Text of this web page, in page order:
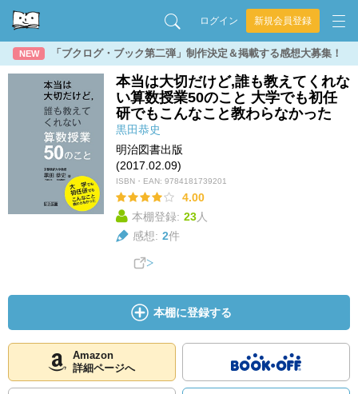
ログイン 新規会員登録
NEW 「ブクログ・ブック第二弾」制作決定＆掲載する感想大募集！
本当は大切だけど,誰も教えてくれな
い算数授業50のこと 大学でも初任
研でもこんなこと教わらなかった
黒田恭史
明治図書出版
(2017.02.09)
ISBN・EAN: 9784181739201
4.00
本棚登録: 23人
感想: 2件
本棚に登録する
Amazon
詳細ページへ